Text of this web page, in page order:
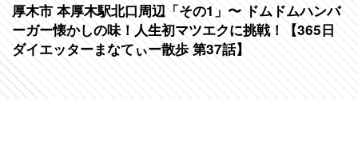
厚木市 本厚木駅北口周辺「その1」〜 ドムドムハンバ
ーガー懐かしの味！人生初マツエクに挑戦！【365日
ダイエッターまなてぃー散歩 第37話】